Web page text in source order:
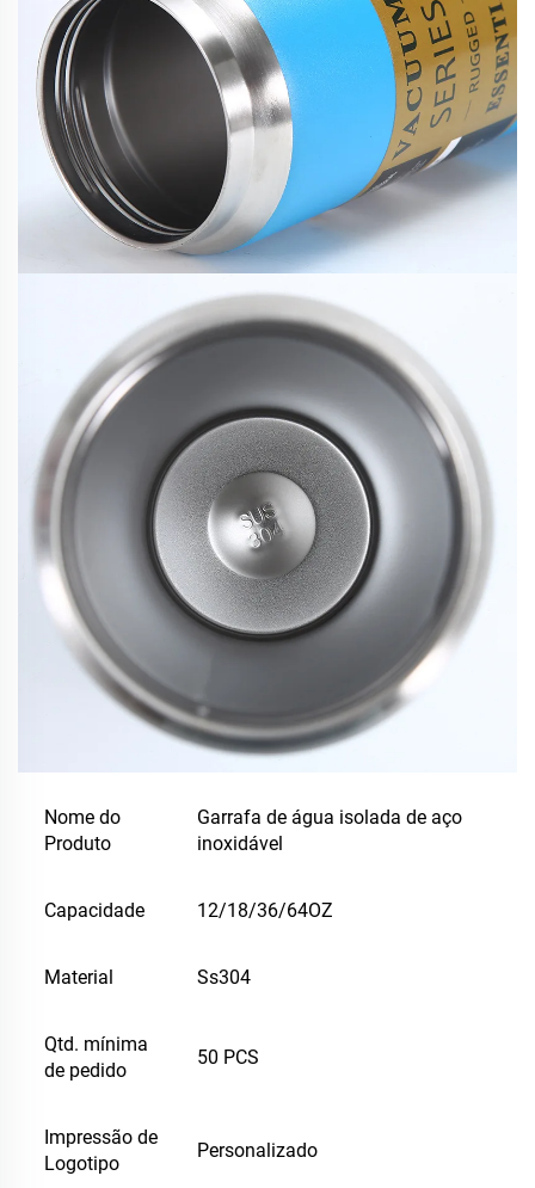
Nome do
Produto
Garrafa de água isolada de aço
inoxidável
Capacidade 12/18/36/64OZ
Material Ss304
Qtd. mínima
de pedido
50 PCS
Impressão de
Logotipo
Personalizado